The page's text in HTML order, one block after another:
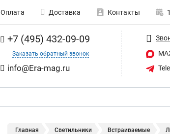
Оплата Доставка Контакты
+7 (495) 432-09-09
Заказать обратный звонок
info@Era-mag.ru
Главная Светильники Встраиваемые